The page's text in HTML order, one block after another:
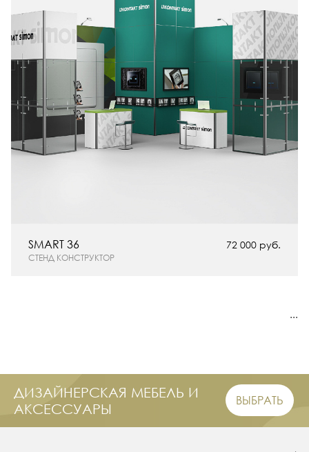
72 000 руб.
СТЕНД КОНСТРУКТОР
SMART 36
...
Эксклюзивные стенды
Проектирование стендов
Металлические стенды
ДИЗАЙНЕРСКАЯ МЕБЕЛЬ И
АКСЕССУАРЫ
ВЫБРАТЬ